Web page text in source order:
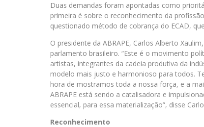
Duas demandas foram apontadas como
primeira é sobre o reconhecimento da
questionado método de cobrança do ECAD,
O presidente da ABRAPE, Carlos Alberto
parlamento brasileiro. “Este é o movimento
artistas, integrantes da cadeia produtiva da
modelo mais justo e harmonioso para todos.
hora de mostramos toda a nossa força, e a
ABRAPE está sendo a catalisadora e
essencial, para essa materialização”, disse
Reconhecimento